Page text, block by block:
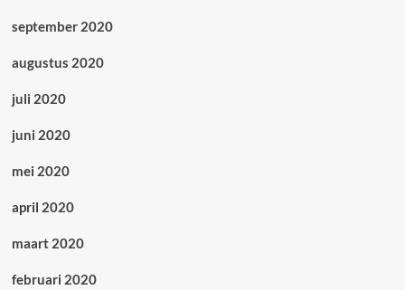
september 2020
augustus 2020
juli 2020
juni 2020
mei 2020
april 2020
maart 2020
februari 2020